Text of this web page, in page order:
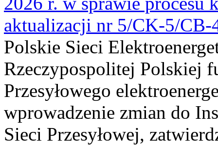
aktualizacji nr 5/CK-5/CB-
Polskie Sieci
Rzeczypospolitej Polskiej
Przesyłowego
wprowadzenie zmian do
Sieci Przesyłowej,